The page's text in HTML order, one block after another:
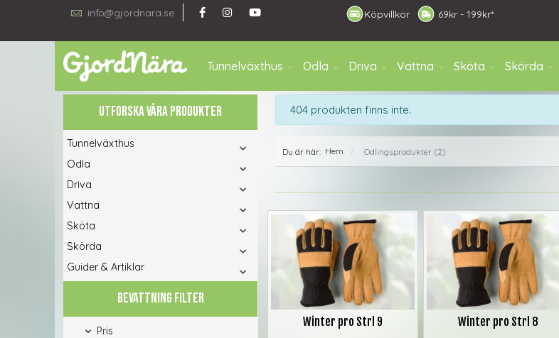
info@gjordnara.se 69kr - 199kr*
Köpvillkor
Tunnelväxthus Odla Driva Vattna Sköta Skörda
UTFORSKA VÅRA PRODUKTER
Tunnelväxthus
Odla
Driva
Vattna
Sköta
Skörda
Guider & Artiklar
BEVATTNING FILTER
Pris
info
404 produkten finns inte.
Du är här: Hem / Odlingsprodukter (2)
Winter pro Strl 9 Winter pro Strl 8